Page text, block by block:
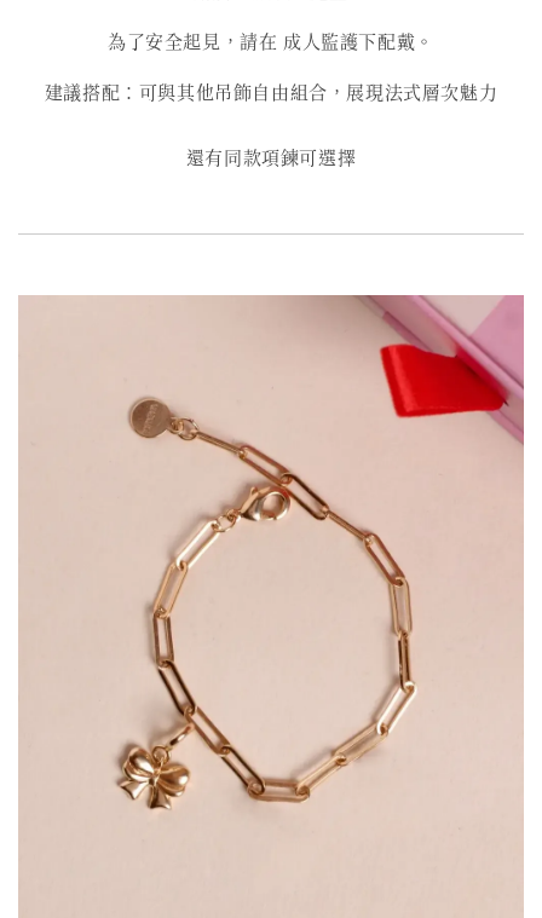
為了安全起見，請在 成人監護下配戴。
建議搭配：可與其他吊飾自由組合，展現法式層次魅力
還有同款項鍊可選擇